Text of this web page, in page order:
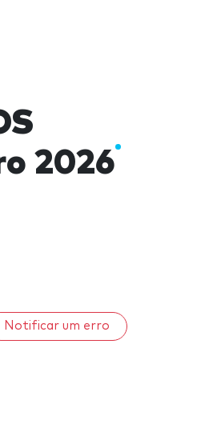
2026
Notificar um erro